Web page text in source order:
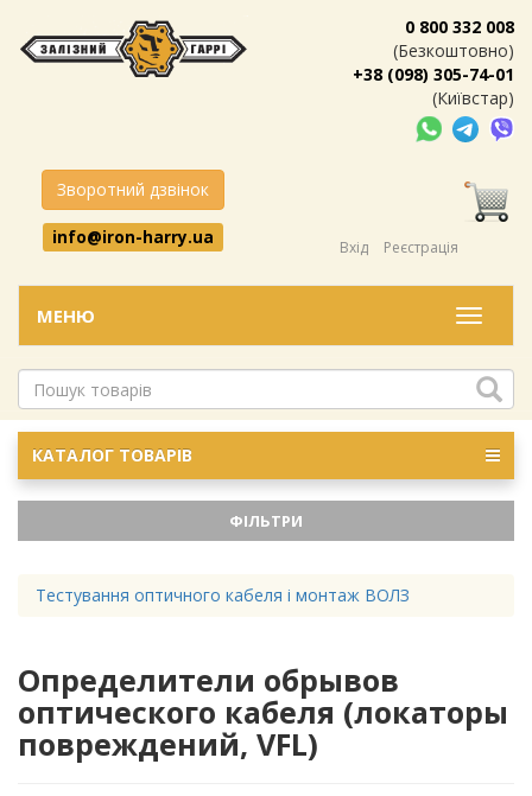
0 800 332 008
(Безкоштовно)
+38 (098) 305-74-01
(Київстар)
Зворотний дзвінок
info@iron-harry.ua
Вхід Реєстрація
Меню
МЕНЮ
КАТАЛОГ ТОВАРІВ
ФІЛЬТРИ
Тестування оптичного кабеля і монтаж ВОЛЗ
Определители обрывов
оптического кабеля (локаторы
повреждений, VFL)